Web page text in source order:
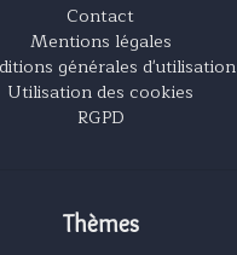
Contact
Mentions légales
générales d'utilisation
Utilisation des cookies
RGPD
Thèmes